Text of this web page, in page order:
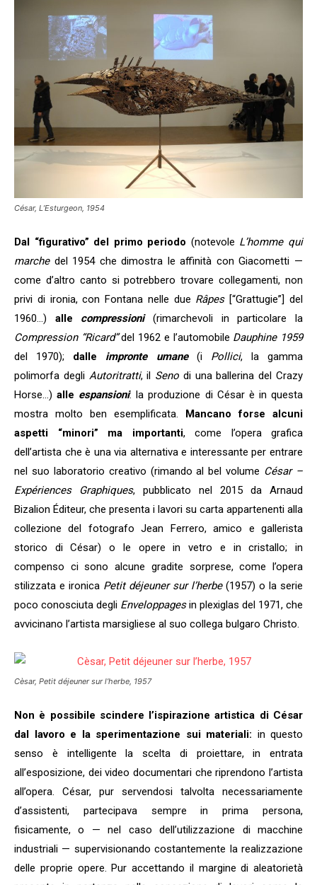
César, L’Esturgeon, 1954
Dal “figurativo” del primo periodo (notevole L’homme qui
marchedel 1954 che dimostra le affinità con Giacometti —
come d’altro canto si potrebbero trovare collegamenti, non
privi di ironia, con Fontana nelle due Râpes[“Grattugie”] del
1960…) alle compressioni(rimarchevoli in particolare la
Compression “Ricard”del 1962 e l’automobile Dauphine 1959
del 1970); dalle impronte umane(i Pollici, la gamma
polimorfa degli Autoritratti, il Seno di una ballerina del Crazy
Horse…) alle espansioni: la produzione di César è in questa
mostra molto ben esemplificata. Mancano forse alcuni
aspetti “minori” ma importanti, come l’opera grafica
dell’artista che è una via alternativa e interessante per entrare
nel suo laboratorio creativo (rimando al bel volume César –
Expériences Graphiques, pubblicato nel 2015 da Arnaud
Bizalion Éditeur, che presenta i lavori su carta appartenenti alla
collezione del fotografo Jean Ferrero, amico e gallerista
storico di César) o le opere in vetro e in cristallo; in
compenso ci sono alcune gradite sorprese, come l’opera
stilizzata e ironica Petit déjeuner sur l’herbe(1957) o la serie
poco conosciuta degli Enveloppagesin plexiglas del 1971, che
avvicinano l’artista marsigliese al suo collega bulgaro Christo.
Cèsar, Petit déjeuner sur l’herbe, 1957
Non è possibile scindere l’ispirazione artistica di César
dal lavoro e la sperimentazione sui materiali: in questo
senso è intelligente la scelta di proiettare, in entrata
all’esposizione, dei video documentari che riprendono l’artista
all’opera. César, pur servendosi talvolta necessariamente
d’assistenti, partecipava sempre in prima persona,
fisicamente, o — nel caso dell’utilizzazione di macchine
industriali — supervisionando costantemente la realizzazione
delle proprie opere. Pur accettando il margine di aleatorietà